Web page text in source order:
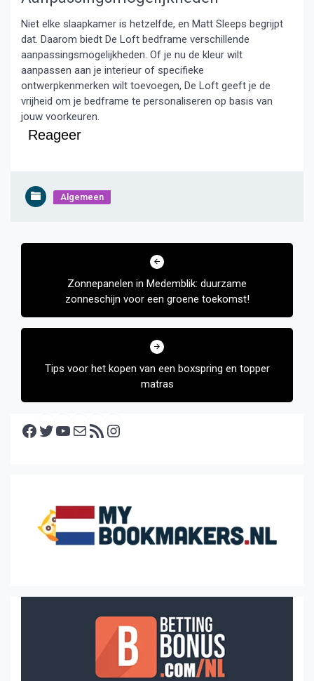
Niet elke slaapkamer is hetzelfde, en Matt Sleeps begrijpt
dat. Daarom biedt De Loft bedframe verschillende
aanpassingsmogelijkheden. Of je nu de kleur wilt
aanpassen aan je interieur of specifieke
ontwerpkenmerken wilt toevoegen, De Loft geeft je de
vrijheid om je bedframe te personaliseren op basis van
jouw voorkeuren.
Reageer
Algemeen
Bericht
Zonnepanelen in Medemblik: duurzame
zonneschijn voor een groene toekomst!
Tips voor het kopen van een boxspring en topper
matras
Facebook Twitter YouTube E-mail RSS feed